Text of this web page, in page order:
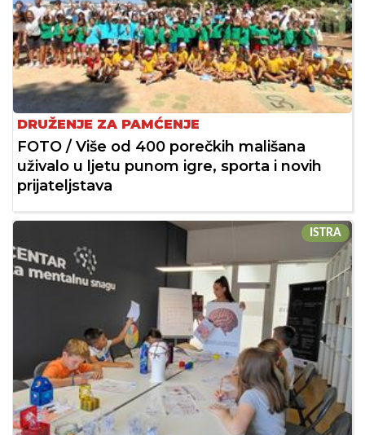
DRUŽENJE ZA PAMĆENJE
FOTO / Više od 400 porečkih mališana
uživalo u ljetu punom igre, sporta i novih
prijateljstava
ISTRA